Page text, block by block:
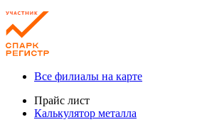
Все филиалы на карте
Прайс лист
Калькулятор металла